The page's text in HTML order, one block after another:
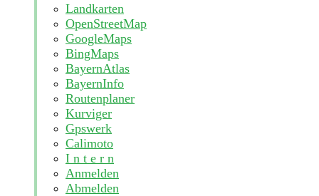
Landkarten
OpenStreetMap
GoogleMaps
BingMaps
BayernAtlas
BayernInfo
Routenplaner
Kurviger
Gpswerk
Calimoto
I n t e r n
Anmelden
Abmelden